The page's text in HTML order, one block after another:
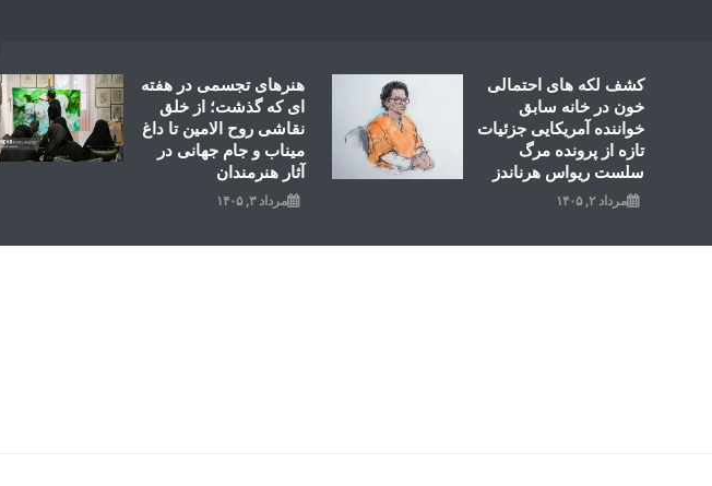
هنرهای تجسمی در هفته
ای که گذشت؛ از خلق
نقاشی روح الامین تا داغ
میناب و جام جهانی در
آثار هنرمندان
مرداد ۳, ۱۴۰۵
کشف لکه های احتمالی
خون در خانه سابق
خواننده آمریکایی جزئیات
تازه از پرونده مرگ
سلست ریواس هرناندز
مرداد ۲, ۱۴۰۵